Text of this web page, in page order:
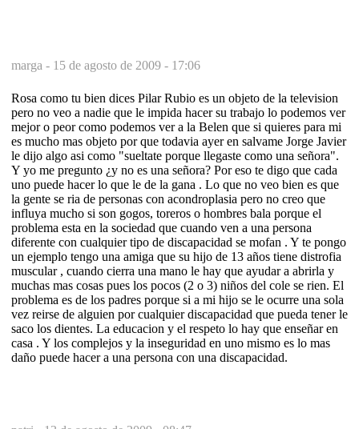
marga - 15 de agosto de 2009 - 17:06
Rosa como tu bien dices Pilar Rubio es un objeto de la television
pero no veo a nadie que le impida hacer su trabajo lo podemos ver
mejor o peor como podemos ver a la Belen que si quieres para mi
es mucho mas objeto por que todavia ayer en salvame Jorge Javier
le dijo algo asi como "sueltate porque llegaste como una señora".
Y yo me pregunto ¿y no es una señora? Por eso te digo que cada
uno puede hacer lo que le de la gana . Lo que no veo bien es que
la gente se ria de personas con acondroplasia pero no creo que
influya mucho si son gogos, toreros o hombres bala porque el
problema esta en la sociedad que cuando ven a una persona
diferente con cualquier tipo de discapacidad se mofan . Y te pongo
un ejemplo tengo una amiga que su hijo de 13 años tiene distrofia
muscular , cuando cierra una mano le hay que ayudar a abrirla y
muchas mas cosas pues los pocos (2 o 3) niños del cole se rien. El
problema es de los padres porque si a mi hijo se le ocurre una sola
vez reirse de alguien por cualquier discapacidad que pueda tener le
saco los dientes. La educacion y el respeto lo hay que enseñar en
casa . Y los complejos y la inseguridad en uno mismo es lo mas
daño puede hacer a una persona con una discapacidad.